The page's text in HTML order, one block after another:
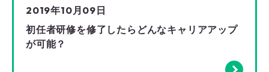
2019年10月09日
初任者研修を修了したらどんなキャリアアップ
が可能？